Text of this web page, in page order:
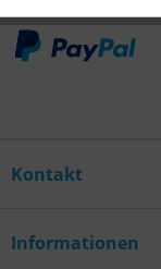
Kontakt
Informationen